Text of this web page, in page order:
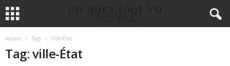
Accueil Tags Ville-État
Tag: ville-État